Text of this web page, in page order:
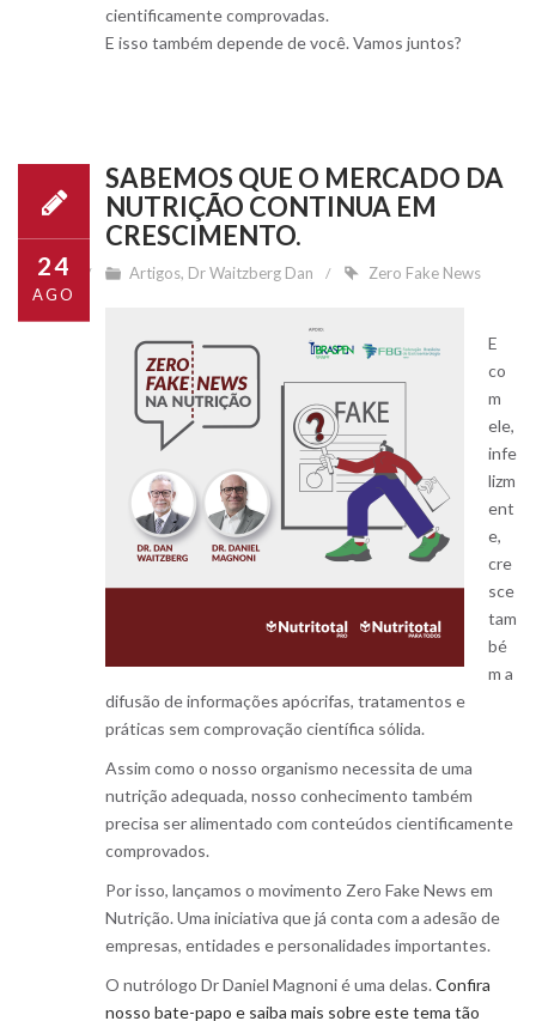
cientificamente comprovadas.
E isso também depende de você. Vamos juntos?
24
AGO
SABEMOS QUE O MERCADO DA
NUTRIÇÃO CONTINUA EM
CRESCIMENTO.
Artigos, Dr Waitzberg Dan Zero Fake News
E
co
m
ele,
infe
lizm
ent
e,
cre
sce
tam
bé
m a
difusão de informações apócrifas, tratamentos e
práticas sem comprovação científica sólida.
Assim como o nosso organismo necessita de uma
nutrição adequada, nosso conhecimento também
precisa ser alimentado com conteúdos cientificamente
comprovados.
Por isso, lançamos o movimento Zero Fake News em
Nutrição. Uma iniciativa que já conta com a adesão de
empresas, entidades e personalidades importantes.
O nutrólogo Dr Daniel Magnoni é uma delas.Confira
nosso bate-papo e saiba mais sobre este tema tão